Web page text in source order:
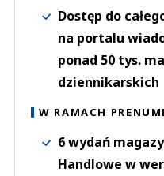
Dostęp do
na portalu
ponad 50 tys.
dziennikarskich
W RAMACH
6 wydań
Handlowe w